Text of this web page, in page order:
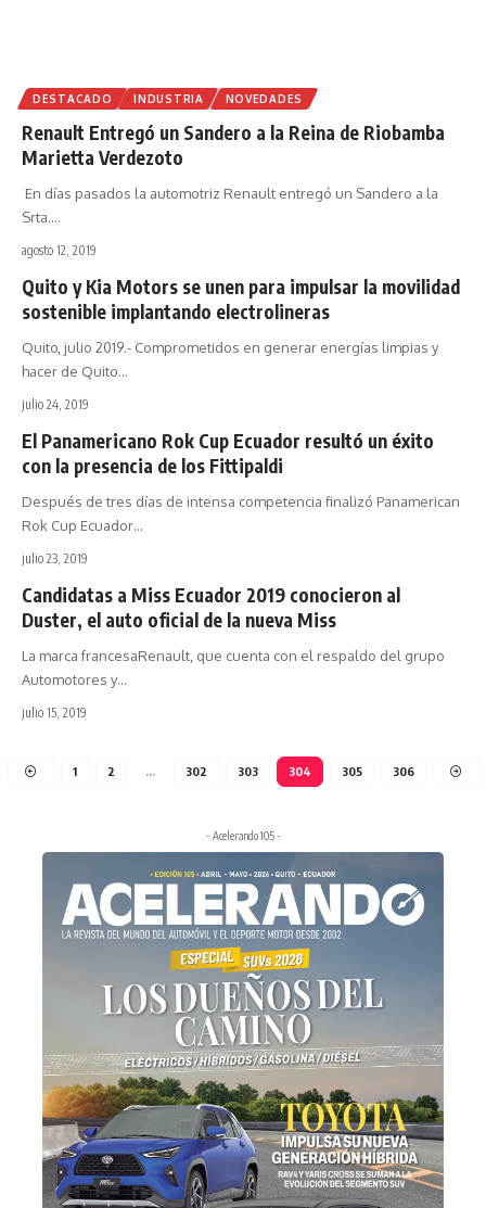
DESTACADO INDUSTRIA NOVEDADES
Renault Entregó un Sandero a la Reina de Riobamba
Marietta Verdezoto
En días pasados la automotriz Renault entregó un Sandero a la
Srta.…
agosto 12, 2019
Quito y Kia Motors se unen para impulsar la movilidad
sostenible implantando electrolineras
Quito, julio 2019.- Comprometidos en generar energías limpias y
hacer de Quito…
julio 24, 2019
El Panamericano Rok Cup Ecuador resultó un éxito
con la presencia de los Fittipaldi
Después de tres días de intensa competencia finalizó Panamerican
Rok Cup Ecuador…
julio 23, 2019
Candidatas a Miss Ecuador 2019 conocieron al
Duster, el auto oficial de la nueva Miss
La marca francesaRenault, que cuenta con el respaldo del grupo
Automotores y…
julio 15, 2019
1 2 … 302 303 304 305 306
- Acelerando 105 -